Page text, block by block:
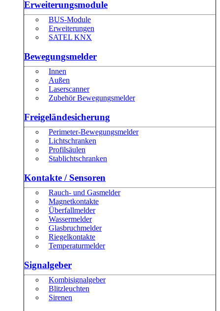
Erweiterungsmodule
BUS-Module
Erweiterungen
SATEL KNX
Bewegungsmelder
Innen
Außen
Laserscanner
Zubehör Bewegungsmelder
Freigeländesicherung
Perimeter-Bewegungsmelder
Lichtschranken
Profilsäulen
Stablichtschranken
Kontakte / Sensoren
Rauch- und Gasmelder
Magnetkontakte
Überfallmelder
Wassermelder
Glasbruchmelder
Riegelkontakte
Temperaturmelder
Signalgeber
Kombisignalgeber
Blitzleuchten
Sirenen